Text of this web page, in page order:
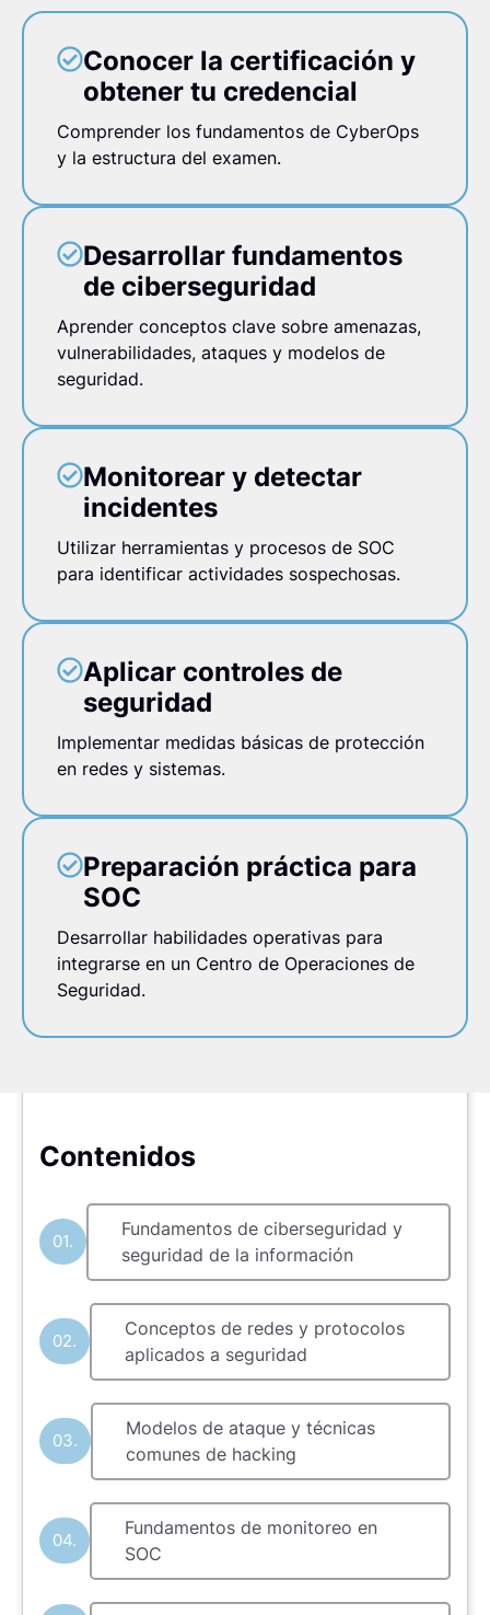
Conocer la certificación y
obtener tu credencial
Comprender los fundamentos de CyberOps
y la estructura del examen.
Desarrollar fundamentos
de ciberseguridad
Aprender conceptos clave sobre amenazas,
vulnerabilidades, ataques y modelos de
seguridad.
Monitorear y detectar
incidentes
Utilizar herramientas y procesos de SOC
para identificar actividades sospechosas.
Aplicar controles de
seguridad
Implementar medidas básicas de protección
en redes y sistemas.
Preparación práctica para
SOC
Desarrollar habilidades operativas para
integrarse en un Centro de Operaciones de
Seguridad.
Contenidos
01.
Fundamentos de ciberseguridad y
seguridad de la información
02.
Conceptos de redes y protocolos
aplicados a seguridad
03.
Modelos de ataque y técnicas
comunes de hacking
04.
Fundamentos de monitoreo en
SOC